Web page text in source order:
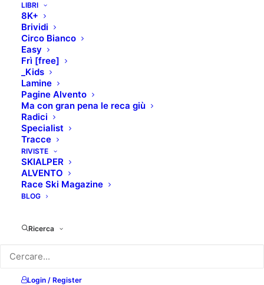
LIBRI
8K+
Brividi
Circo Bianco
Easy
Frì [free]
_Kids
Lamine
Pagine Alvento
Ma con gran pena le reca giù
Radici
Specialist
Tracce
RIVISTE
SKIALPER
ALVENTO
Race Ski Magazine
BLOG
Ricerca
Login / Register
Home SANGUE SUL MONTE BIANCO